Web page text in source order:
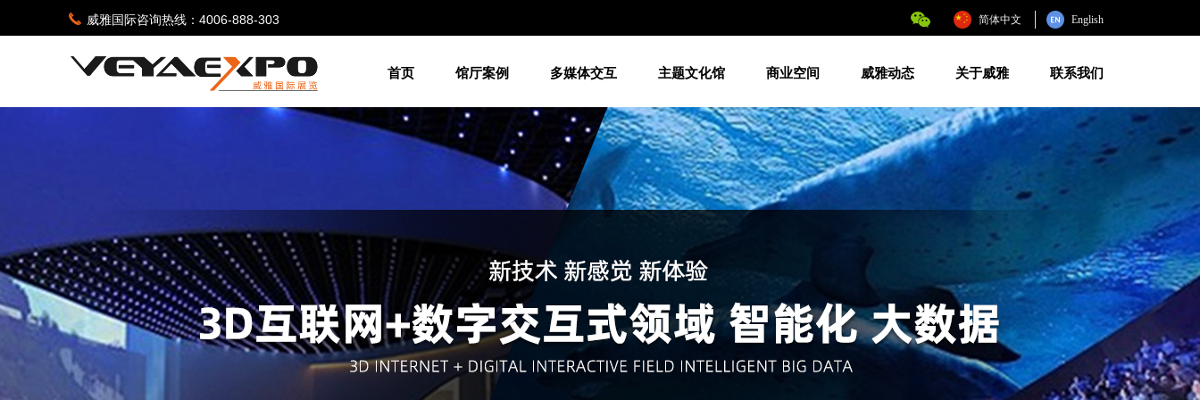
首页 馆厅案例 多媒体交互 主题文化馆 商业空间 威雅动态 关于威雅 联系我们
威雅国际咨询热线：4006-888-303
끅 简体中文 English